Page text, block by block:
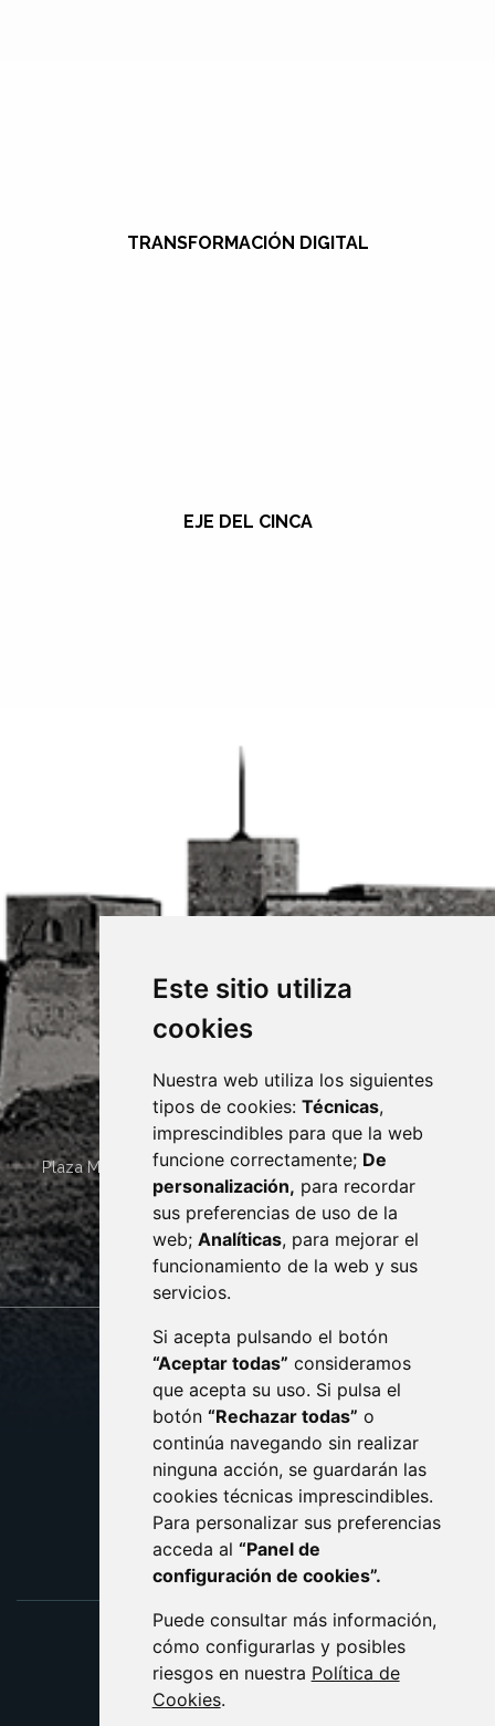
Este sitio utiliza
cookies
Nuestra web utiliza los siguientes
tipos de cookies: Técnicas,
imprescindibles para que la web
funcione correctamente; De
personalización, para recordar
sus preferencias de uso de la
web; Analíticas, para mejorar el
funcionamiento de la web y sus
servicios.
Si acepta pulsando el botón
“Aceptar todas” consideramos
que acepta su uso. Si pulsa el
botón “Rechazar todas” o
continúa navegando sin realizar
ninguna acción, se guardarán las
cookies técnicas imprescindibles.
Para personalizar sus preferencias
acceda al “Panel de
configuración de cookies”.
Puede consultar más información,
cómo configurarlas y posibles
riesgos en nuestra Política de
Cookies.
TRANSFORMACIÓN DIGITAL
EJE DEL CINCA
Plaza Mayor 4 22400 MONZÓN - ARAGÓN (ESPAÑA)
· (34) 974 400 700 ·
sac@monzon.es
monzon.es
CONTACTO
AVISO LEGAL
PROTECCIÓN DE DATOS
POLÍTICA DE COOKIES
ACCESIBILIDAD
ENLACE EXTERNO AL